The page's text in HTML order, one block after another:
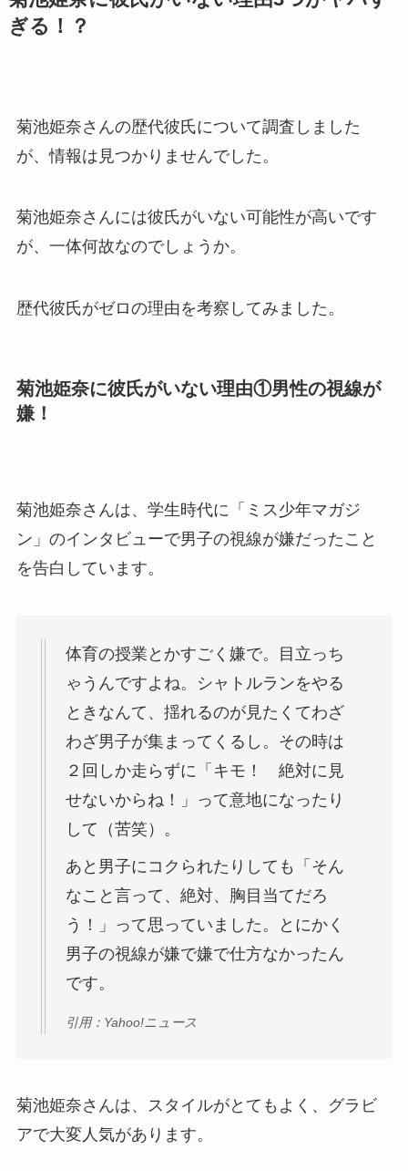
ぎる！？
菊池姫奈さんの歴代彼氏について調査しました
が、情報は見つかりませんでした。
菊池姫奈さんには彼氏がいない可能性が高いです
が、一体何故なのでしょうか。
歴代彼氏がゼロの理由を考察してみました。
菊池姫奈に彼氏がいない理由①男性の視線が
嫌！
菊池姫奈さんは、学生時代に「ミス少年マガジ
ン」のインタビューで男子の視線が嫌だったこと
を告白しています。
体育の授業とかすごく嫌で。目立っち
ゃうんですよね。シャトルランをやる
ときなんて、揺れるのが見たくてわざ
わざ男子が集まってくるし。その時は
２回しか走らずに「キモ！ 絶対に見
せないからね！」って意地になったり
して（苦笑）。
あと男子にコクられたりしても「そん
なこと言って、絶対、胸目当てだろ
う！」って思っていました。とにかく
男子の視線が嫌で嫌で仕方なかったん
です。
引用：Yahoo!ニュース
菊池姫奈さんは、スタイルがとてもよく、グラビ
アで大変人気があります。